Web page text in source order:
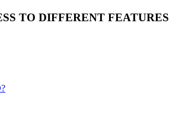
TO DIFFERENT FEATURES